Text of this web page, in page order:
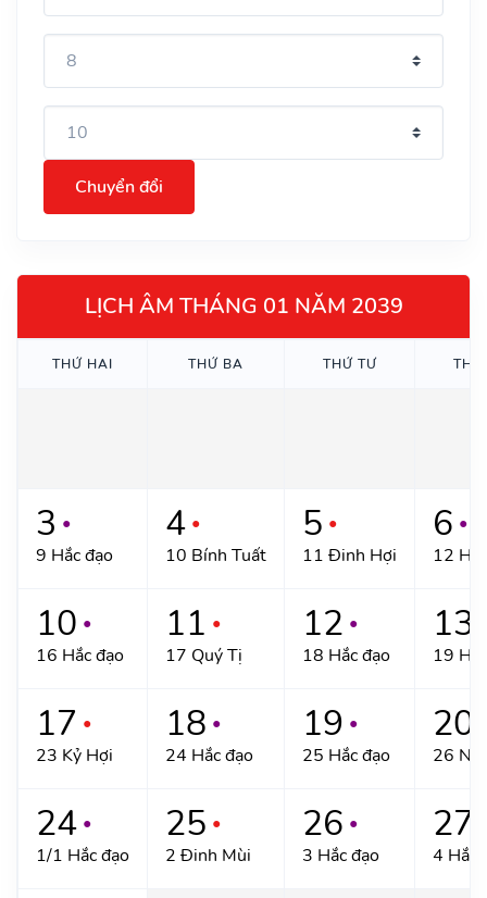
Chuyển đổi
LỊCH ÂM THÁNG 01 NĂM 2039
THỨ HAI THỨ BA THỨ TƯ
3 ●
9 Hắc đạo
4 ●
10 Bính Tuất
5 ●
11 Đinh Hợi
6 ●
12
10 ●
16 Hắc đạo
11 ●
17 Quý Tị
12 ●
18 Hắc đạo
13
19
17 ●
23 Kỷ Hợi
18 ●
24 Hắc đạo
19 ●
25 Hắc đạo
20
26
24 ●
1/1 Hắc đạo
25 ●
2 Đinh Mùi
26 ●
3 Hắc đạo
27
4 Hắc